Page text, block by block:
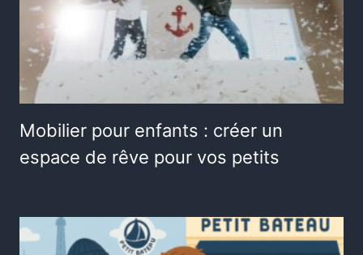
Mobilier pour enfants : créer un
espace de rêve pour vos petits